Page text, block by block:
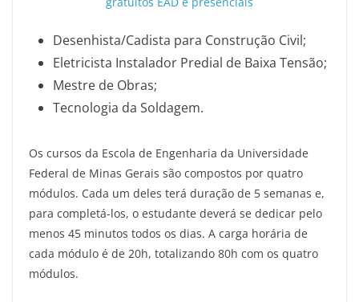
Desenhista/Cadista para Construção Civil;
Eletricista Instalador Predial de Baixa Tensão;
Mestre de Obras;
Tecnologia da Soldagem.
Os cursos da Escola de Engenharia da Universidade
Federal de Minas Gerais são compostos por quatro
módulos. Cada um deles terá duração de 5 semanas e,
para completá-los, o estudante deverá se dedicar pelo
menos 45 minutos todos os dias. A carga horária de
cada módulo é de 20h, totalizando 80h com os quatro
módulos.